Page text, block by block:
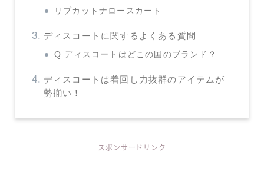
リブカットナロースカート
ディスコートに関するよくある質問
Q.ディスコートはどこの国のブランド？
ディスコートは着回し力抜群のアイテムが
勢揃い！
スポンサードリンク